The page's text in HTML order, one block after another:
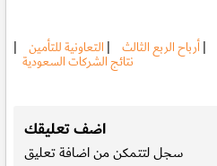
|أرباح الربع الثالث | التعاونية للتأمين |
نتائج الشركات السعودية
اضف تعليقك
سجللتتمكن من اضافة تعليق